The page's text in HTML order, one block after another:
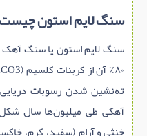
سنگ لایم‌ استون
سنگ لایم استون یا سنگ
ته‌نشین شدن رسوبات
آهکی طی میلیون‌ها سال
خنثی و آرام (سفید، کرم،